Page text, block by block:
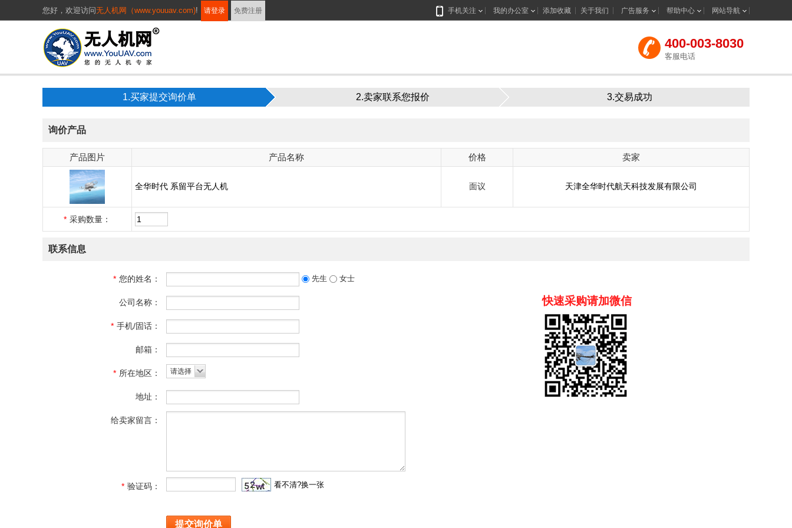
您好， 欢迎访问无人机网（www.youuav.com)! 请登录 免费注册 手机关注 我的办公室 添加收藏 关于我们 广告服务 帮助中心 网站导航
400-003-8030
客服电话
1.买家提交询价单 2.卖家联系您报价 3.交易成功
询价产品
产品图片 产品名称 价格 卖家
全华时代 系留平台无人机 面议 天津全华时代航天科技发展有限公司
* 采购数量：
快速采购请加微信
联系信息
* 您的姓名： 先生 女士
公司名称：
* 手机/固话：
邮箱：
* 所在地区： 请选择
地址：
给卖家留言：
* 验证码： 看不清?换一张